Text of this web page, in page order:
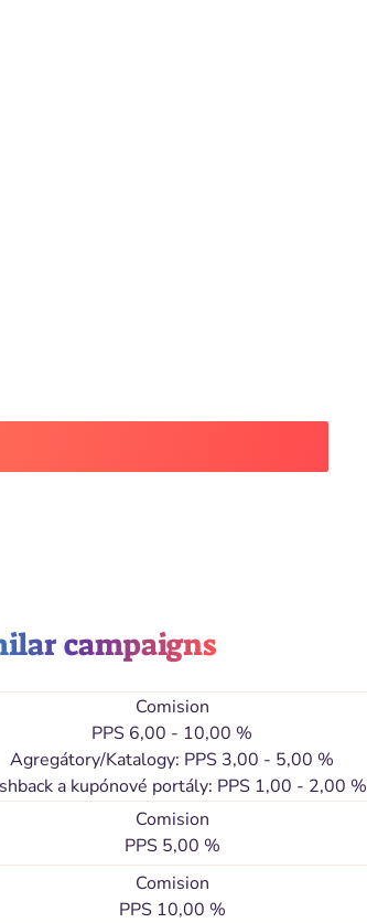
campaigns
Comision
PPS 6,00 - 10,00 %
Agregátory/Katalogy: PPS 3,00 - 5,00 %
a kupónové portály: PPS 1,00 - 2,00 %
Comision
PPS 5,00 %
Comision
PPS 10,00 %